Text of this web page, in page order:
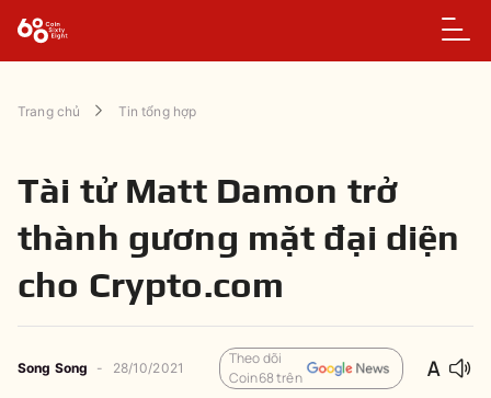
Trang chủ Tin tổng hợp
Tài tử Matt Damon trở
thành gương mặt đại diện
cho Crypto.com
Song Song - 28/10/2021
Theo dõi
Coin68 trên